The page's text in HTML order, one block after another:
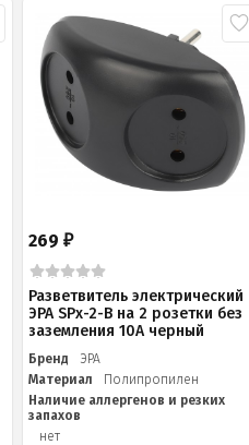
269₽
Разветвитель электрический
ЭРА SPx-2-B на 2 розетки без
заземления 10А черный
Бренд
ЭРА
Материал
Полипропилен
Наличие аллергенов и резких
запахов
нет